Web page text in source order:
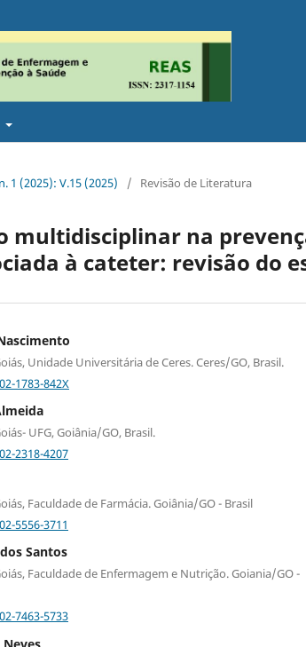
1 (2025): V.15 (2025) / Revisão de Literatura
multidisciplinar na
à cateter: revisão do
Unidade Universitária de Ceres. Ceres/GO, Brasil.
1783-842X
UFG, Goiânia/GO, Brasil.
2318-4207
Faculdade de Farmácia. Goiânia/GO - Brasil
5556-3711
Santos
Faculdade de Enfermagem e Nutrição. Goiania/GO -
7463-5733